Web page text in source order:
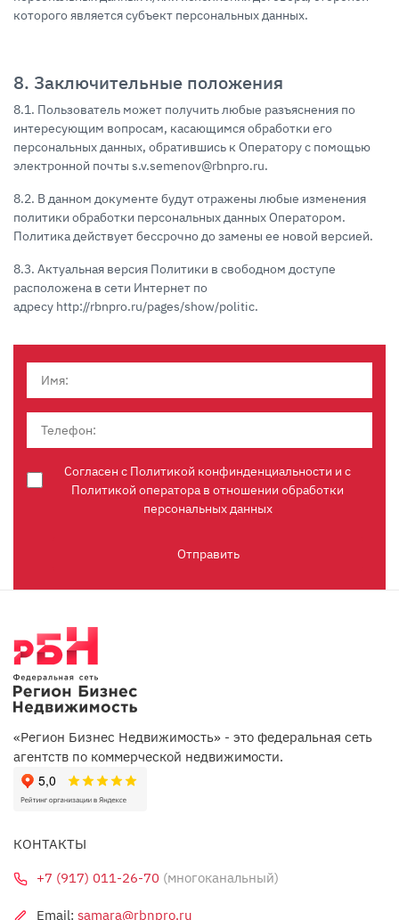
которого является субъект персональных данных.
8. Заключительные положения
8.1. Пользователь может получить любые разъяснения по
интересующим вопросам, касающимся обработки его
персональных данных, обратившись к Оператору с помощью
электронной почты s.v.semenov@rbnpro.ru.
8.2. В данном документе будут отражены любые изменения
политики обработки персональных данных Оператором.
Политика действует бессрочно до замены ее новой версией.
8.3. Актуальная версия Политики в свободном доступе
расположена в сети Интернет по
адресу http://rbnpro.ru/pages/show/politic.
Согласен с Политикой конфинденциальности и с
Политикой оператора в отношении обработки
персональных данных
Отправить
«Регион Бизнес Недвижимость» - это федеральная сеть
агентств по коммерческой недвижимости.
КОНТАКТЫ
+7 (917) 011-26-70 (многоканальный)
Email: samara@rbnpro.ru